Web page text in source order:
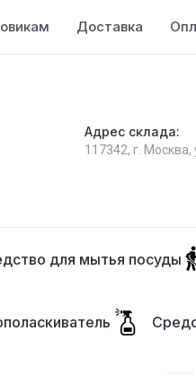
Доставка
Адрес склада:
117342, г. Москва,
для мытья посуды